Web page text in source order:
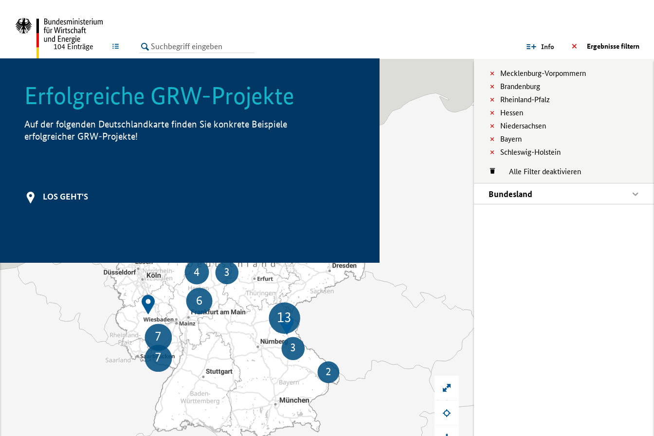
LISTE Ergebnisse filtern
Info
Mecklenburg-Vorpommern
Brandenburg
Rheinland-Pfalz
Hessen
Niedersachsen
Bayern
Schleswig-Holstein
Alle Filter deaktivieren
Bundesland
104 Einträge
Erfolgreiche GRW-Projekte
Auf der folgenden Deutschlandkarte finden Sie konkrete Beispiele
erfolgreicher GRW-Projekte!
LOS GEHT'S